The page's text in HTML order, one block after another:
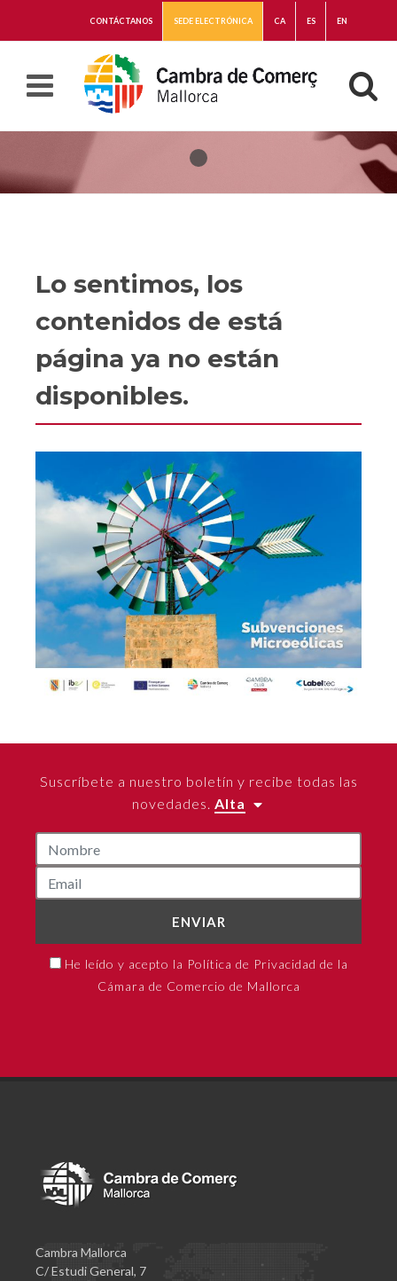
CONTÁCTANOS SEDE ELECTRÓNICA CA ES EN
Lo sentimos, los
contenidos de está
página ya no están
disponibles.
Suscríbete a nuestro boletín y recibe todas las
novedades. Alta
ENVIAR
He leído y acepto la Política de Privacidad de la
Cámara de Comercio de Mallorca
Cambra Mallorca
C/ Estudi General, 7